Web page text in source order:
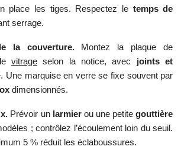
place les tiges. Respectez le temps de
serrage.
la couverture.Montez la plaque de
vitrageselon la notice, avec joints et
Une marquise en verre se fixe souvent par
dimensionnés.
Prévoir un larmierou une petitegouttière
; contrôlez l’écoulement loin du seuil.
5 % réduit les éclaboussures.